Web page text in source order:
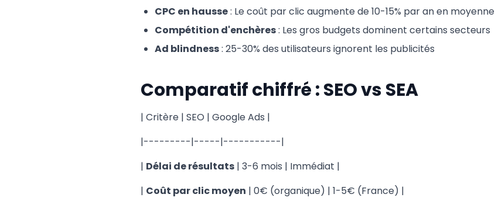
CPC en hausse: Le coût par clic augmente de 10-15% par an en moyenne
Compétition d'enchères: Les gros budgets dominent certains secteurs
Ad blindness: 25-30% des utilisateurs ignorent les publicités
Comparatif chiffré : SEO vs SEA
| Critère | SEO | Google Ads |
|---------|-----|-----------|
| Délai de résultats | 3-6 mois | Immédiat |
| Coût par clic moyen | 0€ (organique) | 1-5€ (France) |